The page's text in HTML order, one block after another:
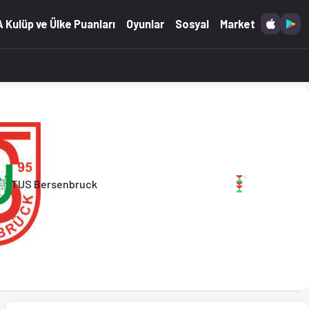
Kulüp ve Ülke Puanları Oyunlar Sosyal Market
TUS Bersenbruck